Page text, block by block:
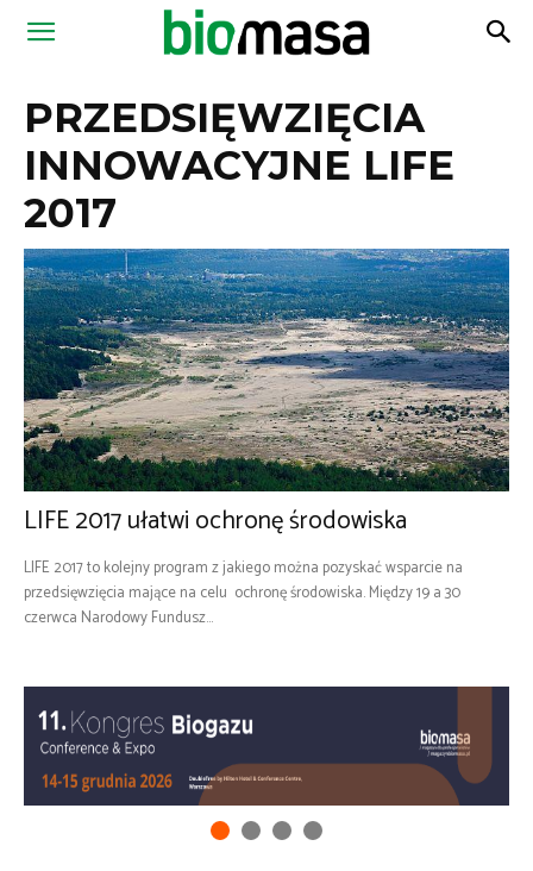
Magazyn
PRZEDSIĘWZIĘCIA
INNOWACYJNE LIFE
2017
LIFE 2017 ułatwi ochronę środowiska
LIFE 2017 to kolejny program z jakiego można pozyskać wsparcie na
przedsięwzięcia mające na celu ochronę środowiska. Między 19 a 30
czerwca Narodowy Fundusz...